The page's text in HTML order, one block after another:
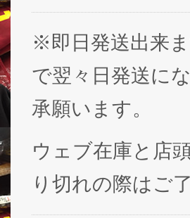
※即日発送出来
で翌々日発送に
承願います。
ウェブ在庫と店
り切れの際はご